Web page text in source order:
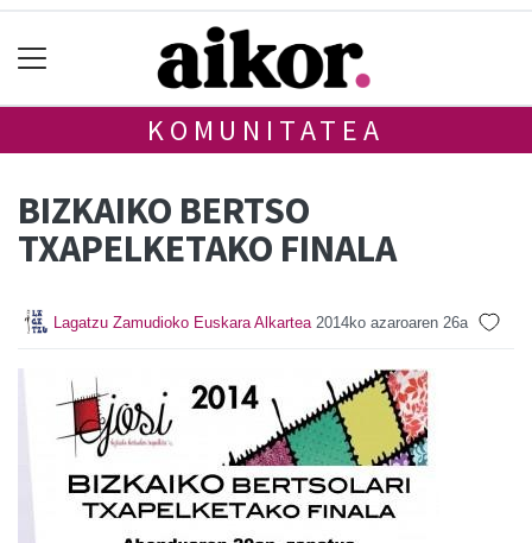
KOMUNITATEA
BIZKAIKO BERTSO
TXAPELKETAKO FINALA
Lagatzu Zamudioko Euskara Alkartea 2014ko azaroaren 26a